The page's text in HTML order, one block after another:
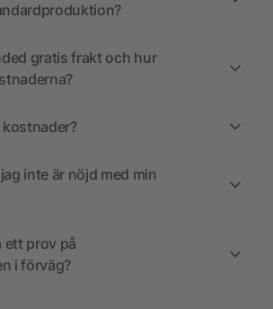
gratis frakt och hur
inte är nöjd med min
ett prov på
i förväg?